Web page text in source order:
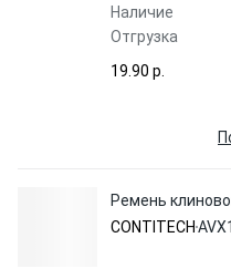
Наличие
Отгрузка
19.90 p.
Ремень
CONTITECH